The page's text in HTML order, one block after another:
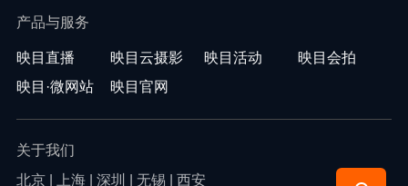
产品与服务
映目直播 映目云摄影 映目活动
映目会拍
映目·微网站
映目官网
关于我们
北京 | 上海 | 深圳 | 无锡 | 西安